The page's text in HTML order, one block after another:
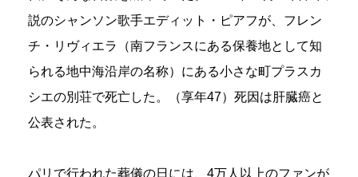
説のシャンソン歌手エディット・ピアフが、フレン
チ・リヴィエラ（南フランスにある保養地として知
られる地中海沿岸の名称）にある小さな町プラスカ
シエの別荘で死亡した。（享年47）死因は肝臓癌と
公表された。
パリで行われた葬儀の日には、4万人以上のファンが